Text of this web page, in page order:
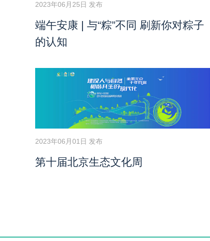
2023年06月25日 发布
端午安康 | 与“粽”不同 刷新你对粽子
的认知
2023年06月01日 发布
第十届北京生态文化周